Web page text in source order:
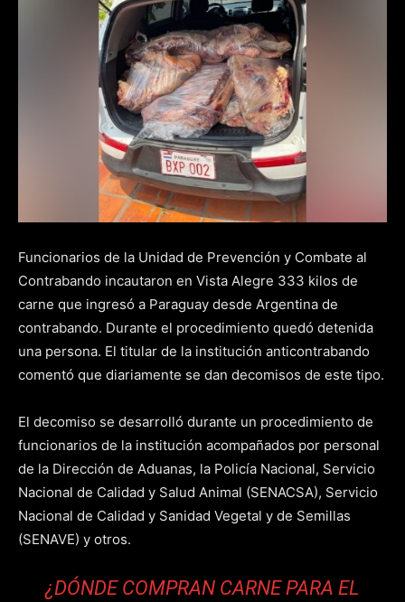
Funcionarios de la Unidad de Prevención y Combate al
Contrabando incautaron en Vista Alegre 333 kilos de
carne que ingresó a Paraguay desde Argentina de
contrabando. Durante el procedimiento quedó detenida
una persona. El titular de la institución anticontrabando
comentó que diariamente se dan decomisos de este tipo.
El decomiso se desarrolló durante un procedimiento de
funcionarios de la institución acompañados por personal
de la Dirección de Aduanas, la Policía Nacional, Servicio
Nacional de Calidad y Salud Animal (SENACSA), Servicio
Nacional de Calidad y Sanidad Vegetal y de Semillas
(SENAVE) y otros.
¿DÓNDE COMPRAN CARNE PARA EL